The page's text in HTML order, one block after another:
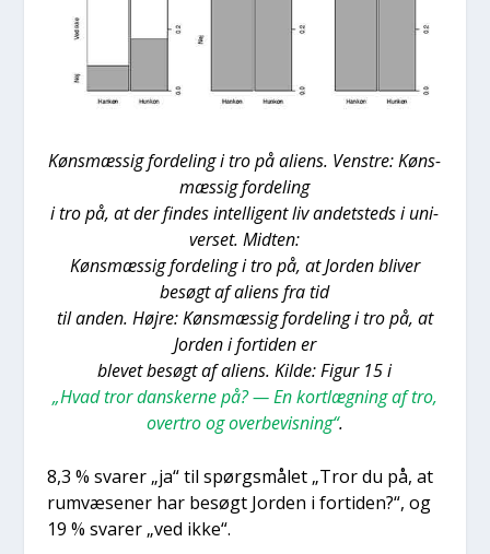
Køns­mæs­sig for­de­ling i tro på ali­ens. Ven­stre: Køns­
mæs­sig for­de­ling
i tro på, at der fin­des intel­li­gent liv andet­steds i uni­
ver­set. Mid­ten:
Køns­mæs­sig for­de­ling i tro på, at Jor­den bli­ver
besøgt af ali­ens fra tid
til anden. Høj­re: Køns­mæs­sig for­de­ling i tro på, at
Jor­den i for­ti­den er
ble­vet besøgt af ali­ens. Kil­de: Figur 15 i
„Hvad tror dan­sker­ne på? — En kort­læg­ning af tro,
over­tro og over­be­vis­ning“.
8,3 % sva­rer „ja“ til spørgs­må­let „Tror du på, at
rumvæ­se­ner har besøgt Jor­den i for­ti­den?“, og
19 % sva­rer „ved ikke“.